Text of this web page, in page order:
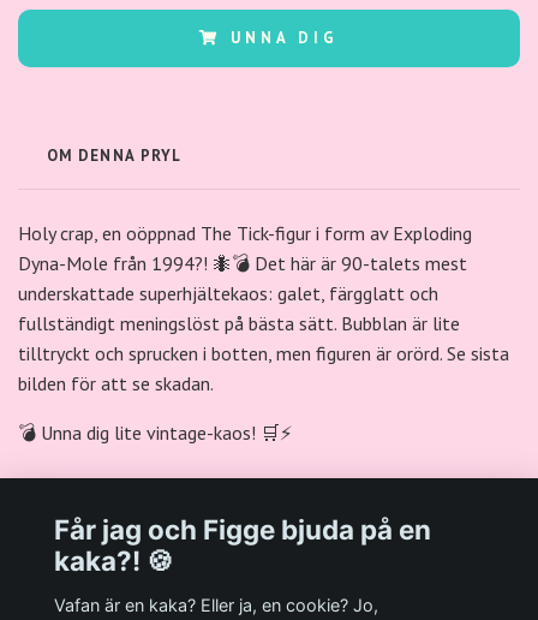
UNNA DIG
OM DENNA PRYL
Holy crap, en oöppnad The Tick-figur i form av Exploding
Dyna-Mole från 1994?! 🐜💣 Det här är 90-talets mest
underskattade superhjältekaos: galet, färgglatt och
fullständigt meningslöst på bästa sätt. Bubblan är lite
tilltryckt och sprucken i botten, men figuren är orörd. Se sista
bilden för att se skadan.
💣 Unna dig lite vintage-kaos! 🛒⚡
Får jag och Figge bjuda på en
kaka?! 🍪
Vafan är en kaka? Eller ja, en cookie? Jo,